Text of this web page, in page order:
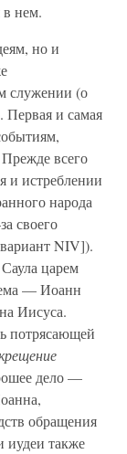
в нем.
но и
служении (о
и самая
всего
и истреблении
народа
своего
NIV]).
царем
— Иоанн
Иисуса.
потрясающей
дело —
обращения
иудеи также